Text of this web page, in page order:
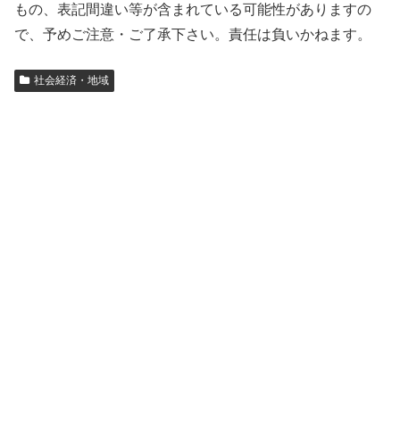
もの、表記間違い等が含まれている可能性がありますの
で、予めご注意・ご了承下さい。責任は負いかねます。
社会経済・地域